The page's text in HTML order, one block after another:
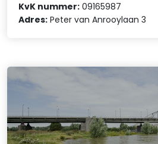
KvK nummer: 09165987
Adres: Peter van Anrooylaan 3